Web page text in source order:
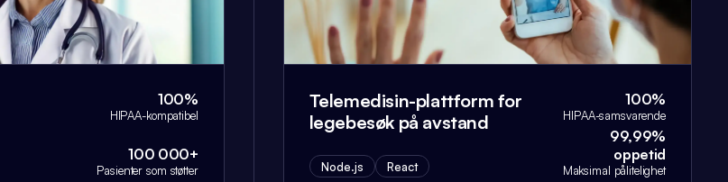
100%
HIPAA-kompatibel
100 000+
Pasienter som støtter
Telemedisin-plattform for
legebesøk på avstand
Node.js React
100%
HIPAA-samsvarende
99,99%
oppetid
Maksimal pålitelighet